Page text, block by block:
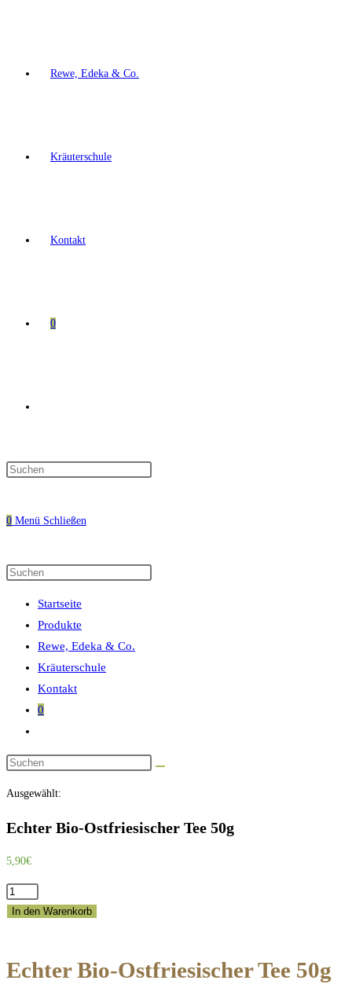
Rewe, Edeka & Co.
Kräuterschule
Kontakt
0
search
0 Menü Schließen
Diese
durchsuchen
Startseite
Produkte
Rewe, Edeka & Co.
Kräuterschule
Kontakt
0
umschalten
Diese
durchsuchen
Ausgewählt:
Echter Bio-Ostfriesischer Tee 50g
5,90€
Echter
Bio-
50g
In den Warenkorb
Echter Bio-Ostfriesischer Tee 50g